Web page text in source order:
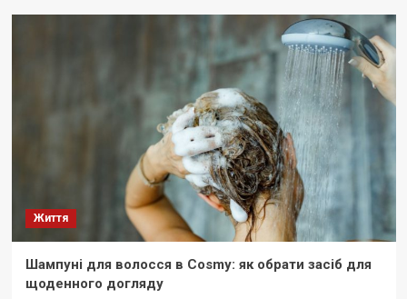
Життя
Шампуні для волосся в Cosmy: як обрати засіб для
щоденного догляду